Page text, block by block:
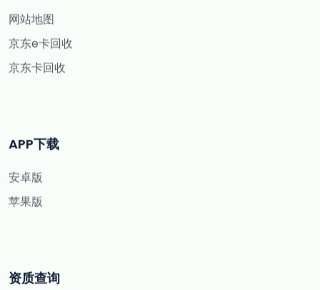
网站地图
京东e卡回收
京东卡回收
APP下载
安卓版
苹果版
资质查询